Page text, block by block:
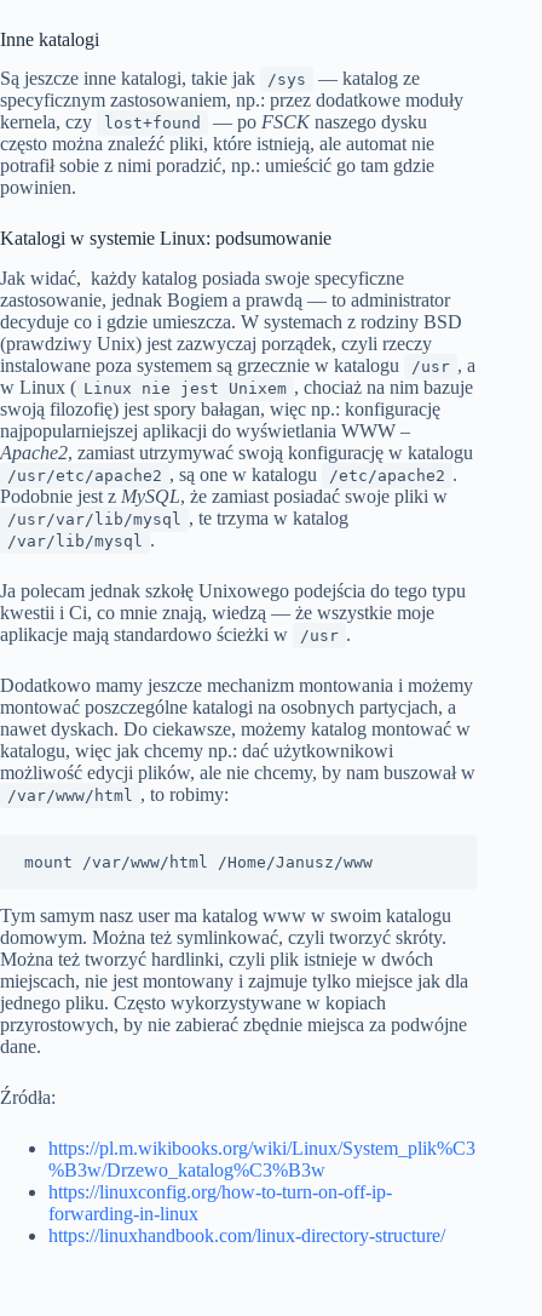
Inne katalogi
Są jeszcze inne katalogi, takie jak
/sys
— katalog ze
specyficznym zastosowaniem, np.: przez dodatkowe moduły
kernela, czy
lost+found — po FSCKnaszego dysku
często można znaleźć pliki, które istnieją, ale automat nie
potrafił sobie z nimi poradzić, np.: umieścić go tam gdzie
powinien.
Katalogi w systemie Linux: podsumowanie
Jak widać, każdy katalog posiada swoje specyficzne
zastosowanie, jednak Bogiem a prawdą — to administrator
decyduje co i gdzie umieszcza. W systemach z rodziny BSD
(prawdziwy Unix) jest zazwyczaj porządek, czyli rzeczy
instalowane poza systemem są grzecznie w katalogu
/usr , a
w Linux ( Linux nie jest Unixem , chociaż na nim bazuje
swoją filozofię) jest spory bałagan, więc np.: konfigurację
najpopularniejszej aplikacji do wyświetlania WWW –
Apache2, zamiast utrzymywać swoją konfigurację w katalogu
/usr/etc/apache2 , są one w katalogu /etc/apache2 .
Podobnie jest z MySQL, że zamiast posiadać swoje pliki w
/usr/var/lib/mysql , te trzyma w katalog
/var/lib/mysql .
Ja polecam jednak szkołę Unixowego podejścia do tego typu
kwestii i Ci, co mnie znają, wiedzą — że wszystkie moje
aplikacje mają standardowo ścieżki w
/usr .
Dodatkowo mamy jeszcze mechanizm montowania i możemy
montować poszczególne katalogi na osobnych partycjach, a
nawet dyskach. Do ciekawsze, możemy katalog montować w
katalogu, więc jak chcemy np.: dać użytkownikowi
możliwość edycji plików, ale nie chcemy, by nam buszował w
/var/www/html , to robimy:
mount /var/www/html /Home/Janusz/www
Tym samym nasz user ma katalog www w swoim katalogu
domowym. Można też symlinkować, czyli tworzyć skróty.
Można też tworzyć hardlinki, czyli plik istnieje w dwóch
miejscach, nie jest montowany i zajmuje tylko miejsce jak dla
jednego pliku. Często wykorzystywane w kopiach
przyrostowych, by nie zabierać zbędnie miejsca za podwójne
dane.
Źródła:
https://pl.m.wikibooks.org/wiki/Linux/System_plik%C3
%B3w/Drzewo_katalog%C3%B3w
https://linuxconfig.org/how-to-turn-on-off-ip-
forwarding-in-linux
https://linuxhandbook.com/linux-directory-structure/